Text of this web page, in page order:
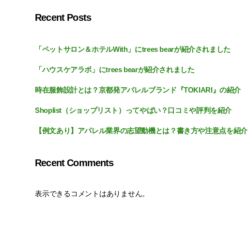
Recent Posts
「ペットサロン＆ホテルWith」にtrees bearが紹介されました
「ハウスケアラボ」にtrees bearが紹介されました
時在服飾設計とは？京都発アパレルブランド『TOKIARI』の紹介
Shoplist（ショップリスト）ってやばい？口コミや評判を紹介
【例文あり】アパレル業界の志望動機とは？書き方や注意点を紹介
Recent Comments
表示できるコメントはありません。